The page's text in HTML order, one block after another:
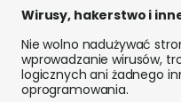
Wirusy, hakerstwo i
Nie wolno nadużywać
wprowadzanie wirusów,
logicznych ani żadnego
oprogramowania.